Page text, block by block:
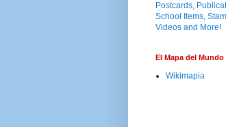
El Mapa del Mundo
Wikimapia